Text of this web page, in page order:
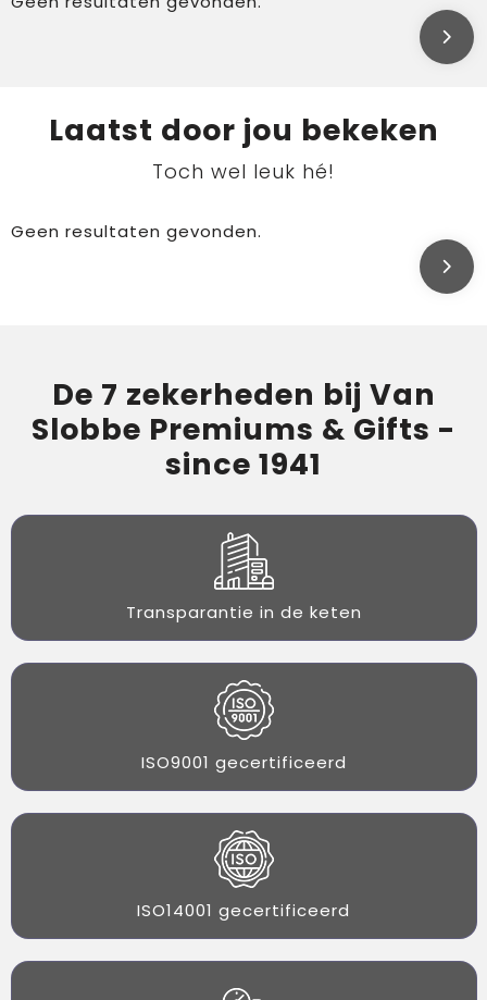
Laatst door jou bekeken
Toch wel leuk hé!
Geen resultaten gevonden.
De 7 zekerheden bij Van
Slobbe Premiums & Gifts -
since 1941
Transparantie in de keten
ISO9001 gecertificeerd
ISO14001 gecertificeerd